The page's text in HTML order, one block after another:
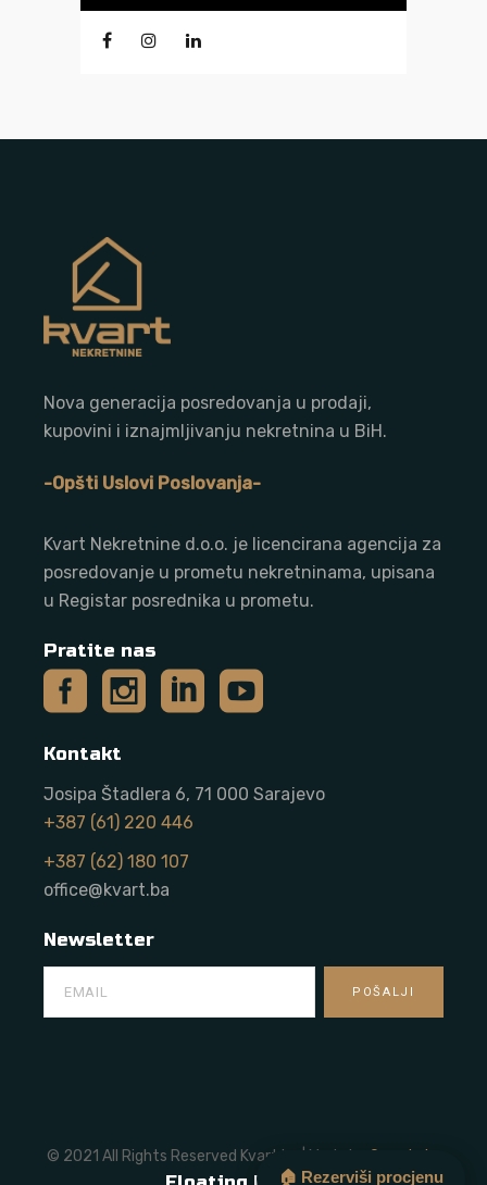
Nova generacija posredovanja u prodaji,
kupovini i iznajmljivanju nekretnina u BiH.
-Opšti Uslovi Poslovanja-
Kvart Nekretnine d.o.o. je licencirana agencija za
posredovanje u prometu nekretninama, upisana
u Registar posrednika u prometu.
Pratite nas
Kontakt
Josipa Štadlera 6, 71 000 Sarajevo
+387 (61) 220 446
+387 (62) 180 107
office@kvart.ba
Newsletter
© 2021 All Rights Reserved Kvart.ba | Made by Onze Labs
🏠 Rezerviši procjenu